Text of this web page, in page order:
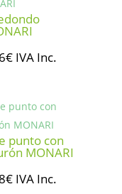
79,00€.
€El
es:
116,76€.
IVA Inc.
punto con
MONARI
€ElIVA Inc.